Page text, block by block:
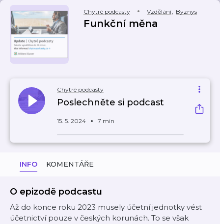
Chytré podcasty Vzdělání, Byznys
Funkční měna
Chytré podcasty
Poslechněte si podcast
15. 5. 2024 7 min
INFO KOMENTÁŘE
O epizodě podcastu
Až do konce roku 2023 musely účetní jednotky vést
účetnictví pouze v českých korunách. To se však